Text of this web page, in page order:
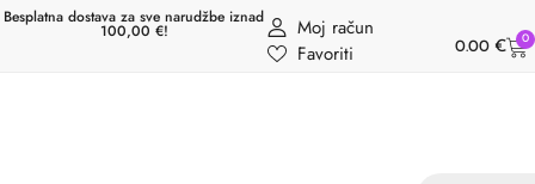
Besplatna dostava za sve narudžbe iznad
100,00 €!
Moj račun
Favoriti
0.00 € 0